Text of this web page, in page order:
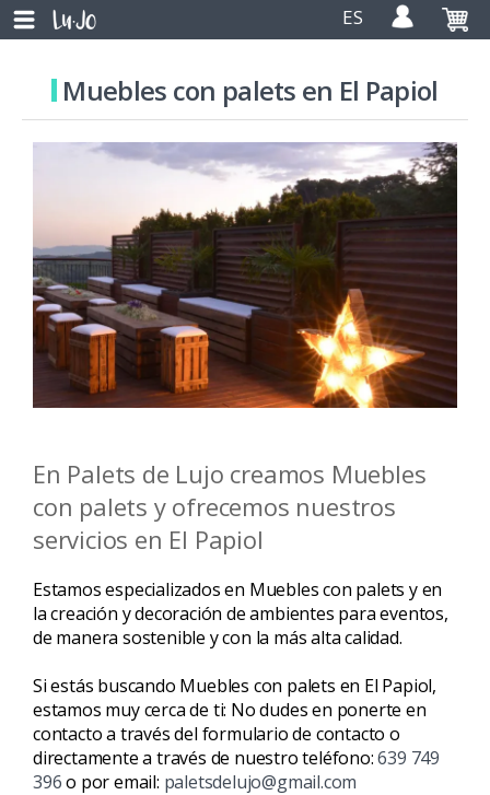
ES
Muebles con palets en El Papiol
En Palets de Lujo creamos Muebles
con palets y ofrecemos nuestros
servicios en El Papiol
Estamos especializados en Muebles con palets y en
la creación y decoración de ambientes para eventos,
de manera sostenible y con la más alta calidad.
Si estás buscando Muebles con palets en El Papiol,
estamos muy cerca de ti: No dudes en ponerte en
contacto a través del formulario de contacto o
directamente a través de nuestro teléfono:639 749
396o por email: paletsdelujo@gmail.com